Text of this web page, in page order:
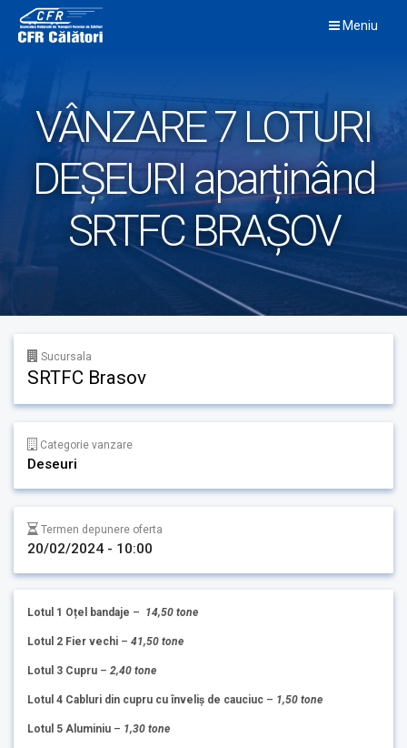
content
Meniu
VÂNZARE 7 LOTURI
DEȘEURI aparținând
SRTFC BRAȘOV
Sucursala
SRTFC Brasov
Categorie vanzare
Deseuri
Termen depunere oferta
20/02/2024 - 10:00
Lotul 1 Oțel bandaje – 14,50 tone
Lotul 2 Fier vechi – 41,50 tone
Lotul 3 Cupru – 2,40 tone
Lotul 4 Cabluri din cupru cu înveliș de cauciuc – 1,50 tone
Lotul 5 Aluminiu – 1,30 tone